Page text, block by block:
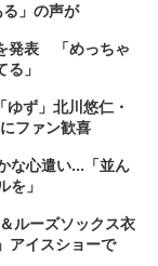
」の声が
発表 「めっちゃ
」
ず」北川悠仁・
ファン歓喜
な心遣い...「並ん
を」
ルーズソックス衣
アイスショーで